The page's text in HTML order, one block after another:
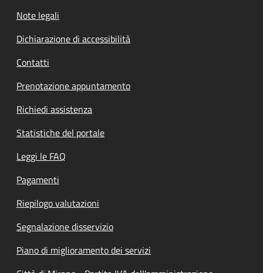
Note legali
Dichiarazione di accessibilità
Contatti
Prenotazione appuntamento
Richiedi assistenza
Statistiche del portale
Leggi le FAQ
Pagamenti
Riepilogo valutazioni
Segnalazione disservizio
Piano di miglioramento dei servizi